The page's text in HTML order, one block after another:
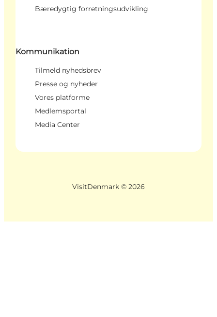
Bæredygtig forretningsudvikling
Kommunikation
Tilmeld nyhedsbrev
Presse og nyheder
Vores platforme
Medlemsportal
Media Center
VisitDenmark © 2026